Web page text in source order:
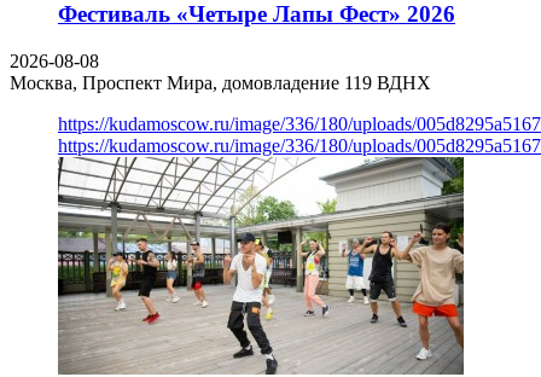
Фестиваль «Четыре Лапы Фест» 2026
2026-08-08
Москва, Проспект Мира, домовладение 119 ВДНХ
https://kudamoscow.ru/image/336/180/uploads/
https://kudamoscow.ru/image/336/180/uploads/